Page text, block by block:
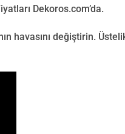
Dekoros.com’da.
havasını değiştirin.